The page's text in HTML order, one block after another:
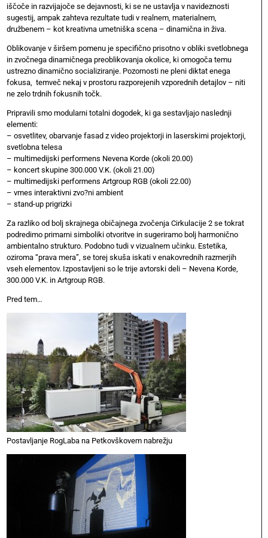
iščoče in razvijajoče se dejavnosti, ki se ne ustavlja v navideznosti
sugestij, ampak zahteva rezultate tudi v realnem, materialnem,
družbenem – kot kreativna umetniška scena – dinamična in živa.
Oblikovanje v širšem pomenu je specifično prisotno v obliki svetlobnega
in zvočnega dinamičnega preoblikovanja okolice, ki omogoča temu
ustrezno dinamično socializiranje. Pozornosti ne pleni diktat enega
fokusa, temveč nekaj v prostoru razporejenih vzporednih detajlov – niti
ne zelo trdnih fokusnih točk.
Pripravili smo modularni totalni dogodek, ki ga sestavljajo naslednji
elementi:
– osvetlitev, obarvanje fasad z video projektorji in laserskimi projektorji,
svetlobna telesa
– multimedijski performens Nevena Korde (okoli 20.00)
– koncert skupine 300.000 V.K. (okoli 21.00)
– multimedijski performens Artgroup RGB (okoli 22.00)
– vmes interaktivni zvo?ni ambient
– stand-up prigrizki
Za razliko od bolj skrajnega običajnega zvočenja Cirkulacije 2 se tokrat
podredimo primarni simboliki otvoritve in sugeriramo bolj harmonično
ambientalno strukturo. Podobno tudi v vizualnem učinku. Estetika,
oziroma “prava mera”, se torej skuša iskati v enakovrednih razmerjih
vseh elementov. Izpostavljeni so le trije avtorski deli – Nevena Korde,
300.000 V.K. in Artgroup RGB.
Pred tem…
Postavljanje RogLaba na Petkovškovem nabrežju